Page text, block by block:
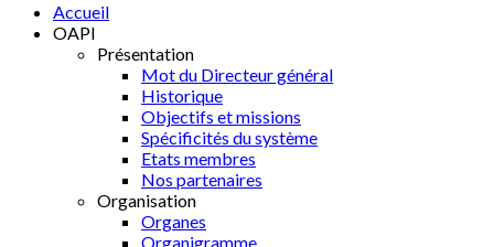
Accueil
OAPI
Présentation
Mot du Directeur général
Historique
Objectifs et missions
Spécificités du système
Etats membres
Nos partenaires
Organisation
Organes
Organigramme